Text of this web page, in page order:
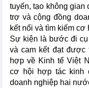
tuyến, tạo không gian
trợ và cộng đồng
kết nối và tìm kiếm
Sự kiện là bước đi cụ
và cam kết đạt được
hợp về Kinh tế Việt
cơ hội hợp tác kinh
doanh nghiệp hai